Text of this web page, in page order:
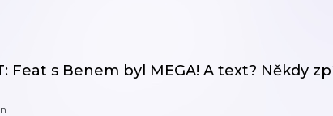
Feat s Benem byl MEGA! A text? Někdy